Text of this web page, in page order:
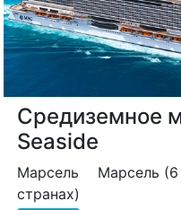
Средиземное
Seaside
Марсель
Марсель
странах)